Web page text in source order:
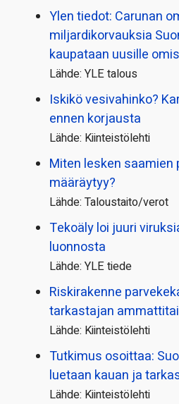
Ylen tiedot: Carunan
miljardi­korvauksia
kaupataan uusille
Lähde: YLE talous
Iskikö vesivahinko?
ennen korjausta
Lähde: Kiinteistölehti
Miten lesken
määräytyy?
Lähde: Taloustaito/verot
Tekoäly loi juuri
luonnosta
Lähde: YLE tiede
Riskirakenne
tarkastajan
Lähde: Kiinteistölehti
Tutkimus osoittaa:
luetaan kauan ja
Lähde: Kiinteistölehti